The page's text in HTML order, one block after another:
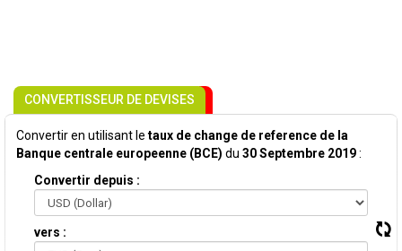
CONVERTISSEUR DE DEVISES
Convertir en utilisant le taux de change de reference de la
Banque centrale europeenne (BCE) du 30 Septembre 2019:
Convertir depuis :
vers :